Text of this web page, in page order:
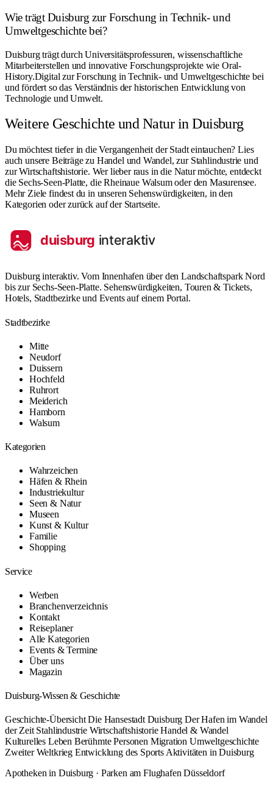
Wie trägt Duisburg zur Forschung in Technik- und
Umweltgeschichte bei?
Duisburg trägt durch Universitätsprofessuren, wissenschaftliche
Mitarbeiterstellen und innovative Forschungsprojekte wie Oral-
History.Digital zur Forschung in Technik- und Umweltgeschichte bei
und fördert so das Verständnis der historischen Entwicklung von
Technologie und Umwelt.
Weitere Geschichte und Natur in Duisburg
Du möchtest tiefer in die Vergangenheit der Stadt eintauchen? Lies
auch unsere Beiträge zu Handel und Wandel, zur Stahlindustrie und
zurWirtschaftshistorie. Wer lieber raus in die Natur möchte, entdeckt
die Sechs-Seen-Platte, dieRheinaue Walsumoder den Masurensee.
Mehr Ziele findest du in unseren Sehenswürdigkeiten, in den
Kategorien oder zurück auf der Startseite.
Duisburg interaktiv. Vom Innenhafen über den Landschaftspark Nord
bis zur Sechs-Seen-Platte. Sehenswürdigkeiten, Touren & Tickets,
Hotels, Stadtbezirke und Events auf einem Portal.
Stadtbezirke
Mitte
Neudorf
Duissern
Hochfeld
Ruhrort
Meiderich
Hamborn
Walsum
Kategorien
Wahrzeichen
Häfen & Rhein
Industriekultur
Seen & Natur
Museen
Kunst & Kultur
Familie
Shopping
Service
Werben
Branchenverzeichnis
Kontakt
Reiseplaner
Alle Kategorien
Events & Termine
Über uns
Magazin
Duisburg-Wissen & Geschichte
Geschichte-Übersicht Die Hansestadt Duisburg Der Hafen im Wandel
der Zeit Stahlindustrie Wirtschaftshistorie Handel & Wandel
Kulturelles Leben Berühmte Personen Migration Umweltgeschichte
Zweiter Weltkrieg Entwicklung des SportsAktivitäten in Duisburg
Apotheken in Duisburg · Parken am Flughafen Düsseldorf